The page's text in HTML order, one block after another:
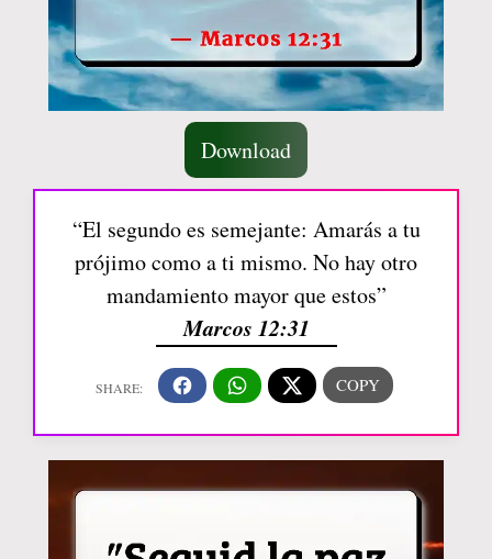
Download
“El segundo es semejante: Amarás a tu
prójimo como a ti mismo. No hay otro
mandamiento mayor que estos”
Marcos 12:31